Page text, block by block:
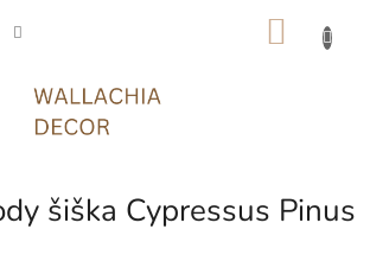
šiška Cypressus Pinus